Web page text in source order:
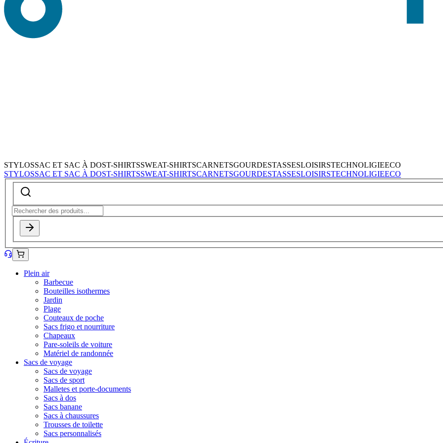
STYLOSSAC ET SAC À DOST-SHIRTSSWEAT-SHIRTSCARNETSGOURDESTASSESLOISIRSTECHNOLIGIEECO
STYLOSSAC ET SAC À DOST-SHIRTSSWEAT-SHIRTSCARNETSGOURDESTASSESLOISIRSTECHNOLIGIEECO
Plein air
Barbecue
Bouteilles isothermes
Jardin
Plage
Couteaux de poche
Sacs frigo et nourriture
Chapeaux
Pare-soleils de voiture
Matériel de randonnée
Sacs de voyage
Sacs de voyage
Sacs de sport
Malletes et porte-documents
Sacs à dos
Sacs banane
Sacs à chaussures
Trousses de toilette
Sacs personnalisés